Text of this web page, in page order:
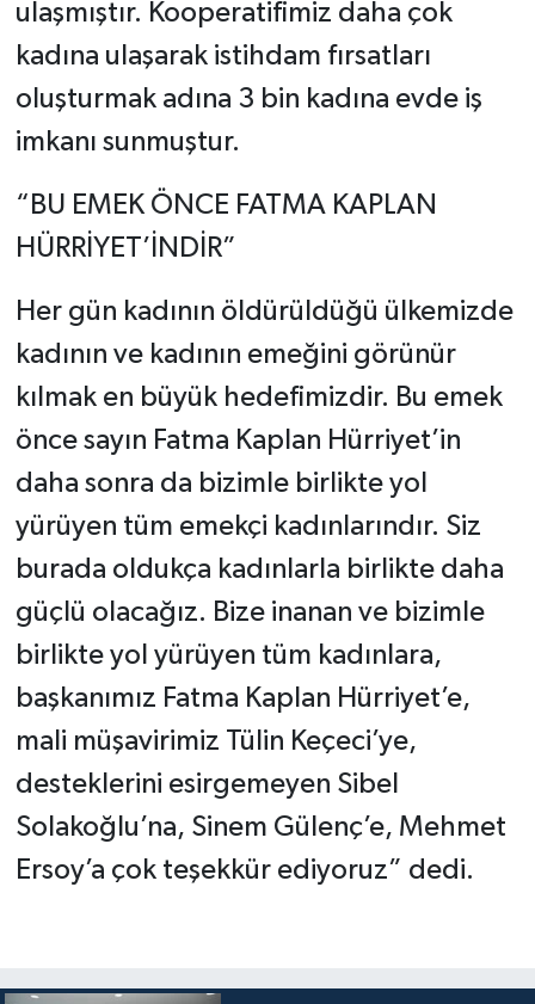
ulaşmıştır. Kooperatifimiz daha çok
kadına ulaşarak istihdam fırsatları
oluşturmak adına 3 bin kadına evde iş
imkanı sunmuştur.
“BU EMEK ÖNCE FATMA KAPLAN
HÜRRİYET’İNDİR”
Her gün kadının öldürüldüğü ülkemizde
kadının ve kadının emeğini görünür
kılmak en büyük hedefimizdir. Bu emek
önce sayın Fatma Kaplan Hürriyet’in
daha sonra da bizimle birlikte yol
yürüyen tüm emekçi kadınlarındır. Siz
burada oldukça kadınlarla birlikte daha
güçlü olacağız. Bize inanan ve bizimle
birlikte yol yürüyen tüm kadınlara,
başkanımız Fatma Kaplan Hürriyet’e,
mali müşavirimiz Tülin Keçeci’ye,
desteklerini esirgemeyen Sibel
Solakoğlu’na, Sinem Gülenç’e, Mehmet
Ersoy’a çok teşekkür ediyoruz” dedi.